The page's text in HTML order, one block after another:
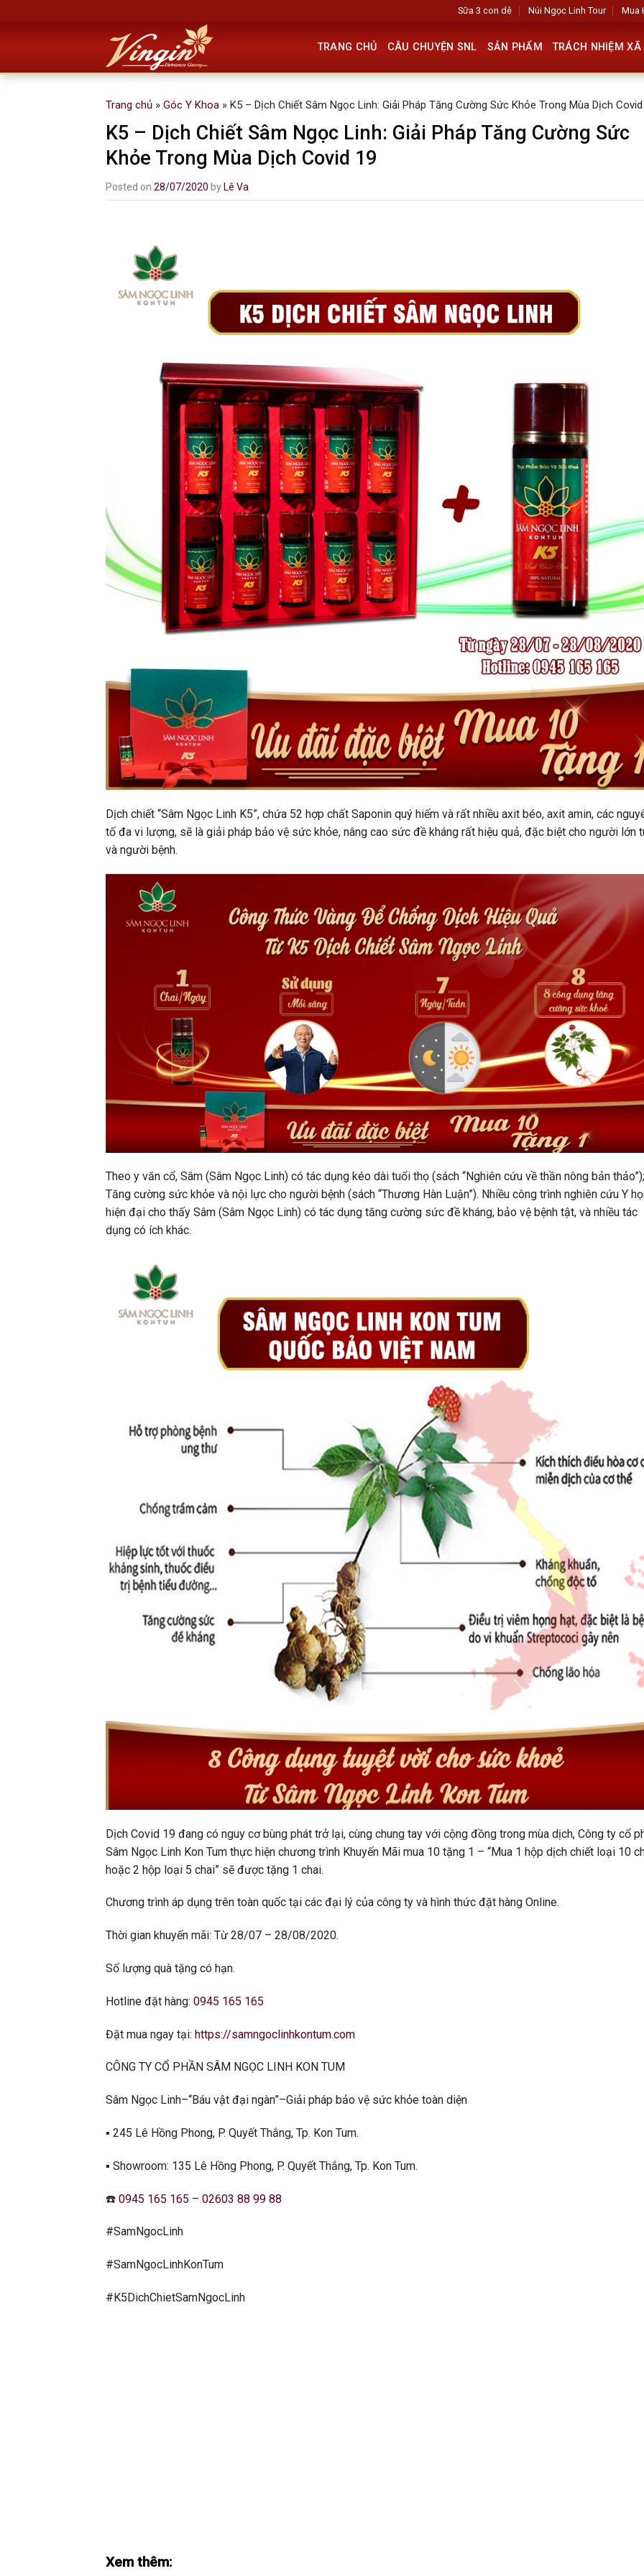
Sữa 3 con dê Núi Ngọc Linh Tour Mua
TRANG CHỦ CÂU CHUYỆN SNL SẢN PHẨM TRÁCH NHIỆM XÃ
Trang chủ » Góc Y Khoa » K5 – Dịch Chiết Sâm Ngọc Linh: Giải Pháp Tăng Cường Sức Khỏe Trong Mùa Dịch
K5 – Dịch Chiết Sâm Ngọc Linh: Giải Pháp Tăng Cường Sức
Khỏe Trong Mùa Dịch Covid 19
Posted on 28/07/2020 byLê Va
Dịch chiết “Sâm Ngọc Linh K5”, chứa 52 hợp chất Saponin quý hiếm và rất nhiều axit béo, axit amin, các
tố đa vi lượng, sẽ là giải pháp bảo vệ sức khỏe, nâng cao sức đề kháng rất hiệu quả, đặc biệt cho người lớn
và người bệnh.
Theo y văn cổ, Sâm (Sâm Ngọc Linh) có tác dụng kéo dài tuổi thọ (sách “Nghiên cứu về thần nông bản thảo”);
Tăng cường sức khỏe và nội lực cho người bệnh (sách “Thương Hàn Luận”). Nhiều công trình nghiên cứu Y
hiện đại cho thấy Sâm (Sâm Ngọc Linh) có tác dụng tăng cường sức đề kháng, bảo vệ bệnh tật, và nhiều tác
dụng có ích khác.
Dịch Covid 19 đang có nguy cơ bùng phát trở lại, cùng chung tay với cộng đồng trong mùa dịch, Công ty cổ
Sâm Ngọc Linh Kon Tum thực hiện chương trình Khuyến Mãi mua 10 tặng 1 – “Mua 1 hộp dịch chiết loại 10
hoặc 2 hộp loại 5 chai” sẽ được tặng 1 chai.
Chương trình áp dụng trên toàn quốc tại các đại lý của công ty và hình thức đặt hàng Online.
Thời gian khuyến mãi: Từ 28/07 – 28/08/2020.
Số lượng quà tặng có hạn.
Hotline đặt hàng: 0945 165 165
Đặt mua ngay tại: https://samngoclinhkontum.com
CÔNG TY CỔ PHẦN SÂM NGỌC LINH KON TUM
Sâm Ngọc Linh–“Báu vật đại ngàn”–Giải pháp bảo vệ sức khỏe toàn diện
▪️ 245 Lê Hồng Phong, P. Quyết Thắng, Tp. Kon Tum.
▪️ Showroom: 135 Lê Hồng Phong, P. Quyết Thắng, Tp. Kon Tum.
☎️ 0945 165 165 – 02603 88 99 88
#SamNgocLinh
#SamNgocLinhKonTum
#K5DichChietSamNgocLinh
Xem thêm: